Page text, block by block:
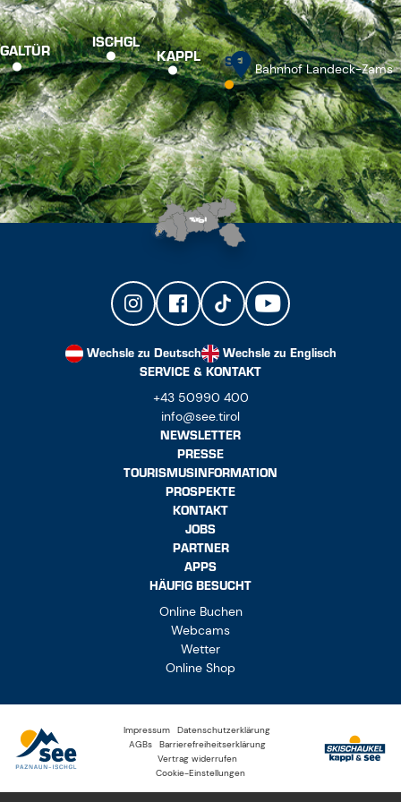
GALTÜR ISCHGL
KAPPL SEE Bahnhof Landeck-Zams
Wechsle zu Deutsch
Wechsle zu Englisch
SERVICE & KONTAKT
+43 50990 400
info@see.tirol
NEWSLETTER
PRESSE
TOURISMUSINFORMATION
PROSPEKTE
KONTAKT
JOBS
PARTNER
APPS
HÄUFIG BESUCHT
Online Buchen
Webcams
Wetter
Online Shop
Impressum
Datenschutzerklärung
AGBs
Barrierefreiheitserklärung
Vertrag widerrufen
Cookie-Einstellungen